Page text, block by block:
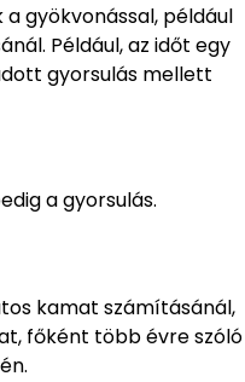
gyökvonással, például
Például, az időt egy
gyorsulás mellett
a gyorsulás.
kamat számításánál,
főként több évre szóló